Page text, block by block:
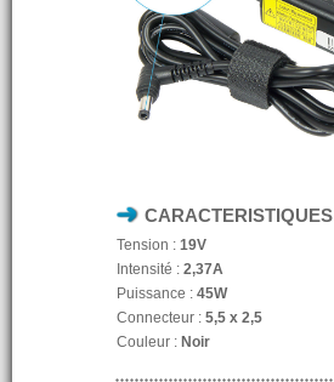
CARACTERISTIQUES
Tension : 19V
Intensité : 2,37A
Puissance : 45W
Connecteur : 5,5 x 2,5
Couleur : Noir